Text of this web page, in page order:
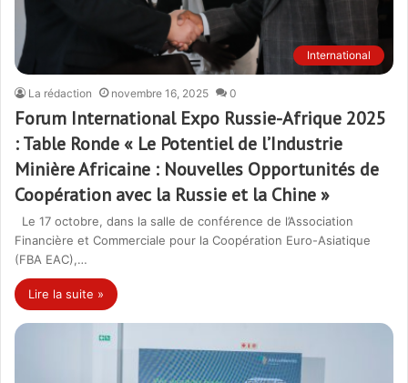
International
La rédaction novembre 16, 2025 0
Forum International Expo Russie-Afrique 2025
: Table Ronde « Le Potentiel de l’Industrie
Minière Africaine : Nouvelles Opportunités de
Coopération avec la Russie et la Chine »
Le 17 octobre, dans la salle de conférence de l’Association
Financière et Commerciale pour la Coopération Euro-Asiatique
(FBA EAC),…
Lire la suite »